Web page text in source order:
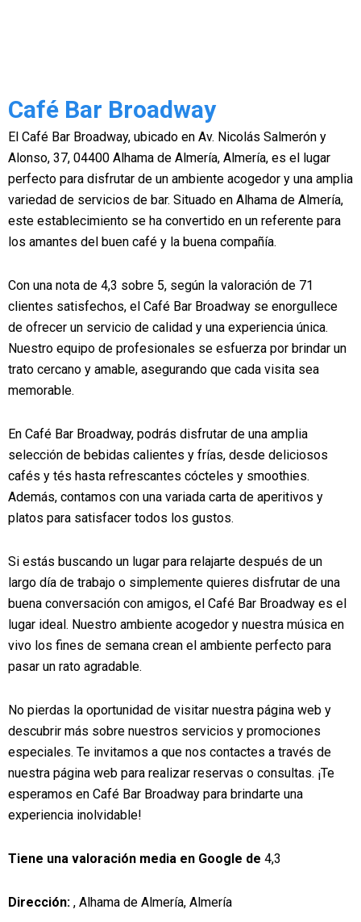
Café Bar Broadway
El Café Bar Broadway, ubicado en Av. Nicolás Salmerón y
Alonso, 37, 04400 Alhama de Almería, Almería, es el lugar
perfecto para disfrutar de un ambiente acogedor y una amplia
variedad de servicios de bar. Situado en Alhama de Almería,
este establecimiento se ha convertido en un referente para
los amantes del buen café y la buena compañía.
Con una nota de 4,3 sobre 5, según la valoración de 71
clientes satisfechos, el Café Bar Broadway se enorgullece
de ofrecer un servicio de calidad y una experiencia única.
Nuestro equipo de profesionales se esfuerza por brindar un
trato cercano y amable, asegurando que cada visita sea
memorable.
En Café Bar Broadway, podrás disfrutar de una amplia
selección de bebidas calientes y frías, desde deliciosos
cafés y tés hasta refrescantes cócteles y smoothies.
Además, contamos con una variada carta de aperitivos y
platos para satisfacer todos los gustos.
Si estás buscando un lugar para relajarte después de un
largo día de trabajo o simplemente quieres disfrutar de una
buena conversación con amigos, el Café Bar Broadway es el
lugar ideal. Nuestro ambiente acogedor y nuestra música en
vivo los fines de semana crean el ambiente perfecto para
pasar un rato agradable.
No pierdas la oportunidad de visitar nuestra página web y
descubrir más sobre nuestros servicios y promociones
especiales. Te invitamos a que nos contactes a través de
nuestra página web para realizar reservas o consultas. ¡Te
esperamos en Café Bar Broadway para brindarte una
experiencia inolvidable!
Tiene una valoración media en Google de 4,3
Dirección: , Alhama de Almería, Almería